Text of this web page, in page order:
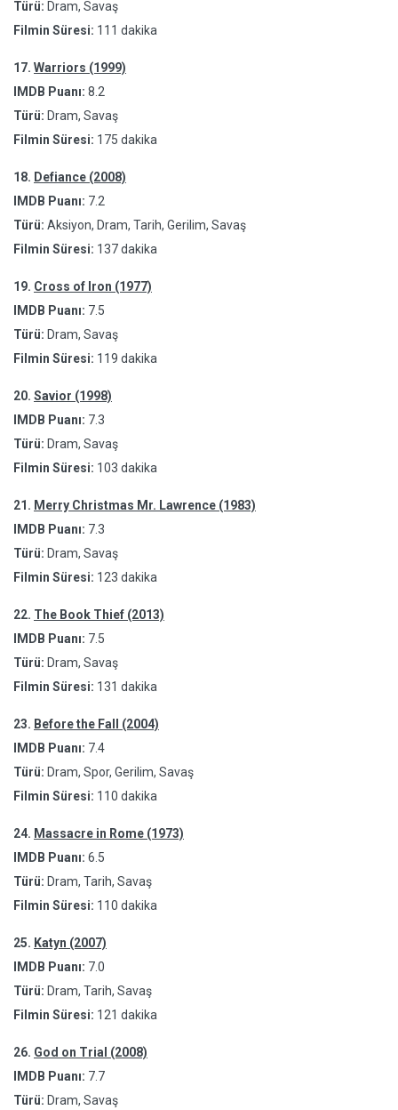
Türü: Dram, Savaş
Filmin Süresi: 111 dakika
17. Warriors (1999)
IMDB Puanı: 8.2
Türü: Dram, Savaş
Filmin Süresi: 175 dakika
18. Defiance (2008)
IMDB Puanı: 7.2
Türü: Aksiyon, Dram, Tarih, Gerilim, Savaş
Filmin Süresi: 137 dakika
19. Cross of Iron (1977)
IMDB Puanı: 7.5
Türü: Dram, Savaş
Filmin Süresi: 119 dakika
20. Savior (1998)
IMDB Puanı: 7.3
Türü: Dram, Savaş
Filmin Süresi: 103 dakika
21. Merry Christmas Mr. Lawrence (1983)
IMDB Puanı: 7.3
Türü: Dram, Savaş
Filmin Süresi: 123 dakika
22. The Book Thief (2013)
IMDB Puanı: 7.5
Türü: Dram, Savaş
Filmin Süresi: 131 dakika
23. Before the Fall (2004)
IMDB Puanı: 7.4
Türü: Dram, Spor, Gerilim, Savaş
Filmin Süresi: 110 dakika
24. Massacre in Rome (1973)
IMDB Puanı: 6.5
Türü: Dram, Tarih, Savaş
Filmin Süresi: 110 dakika
25. Katyn (2007)
IMDB Puanı: 7.0
Türü: Dram, Tarih, Savaş
Filmin Süresi: 121 dakika
26. God on Trial (2008)
IMDB Puanı: 7.7
Türü: Dram, Savaş